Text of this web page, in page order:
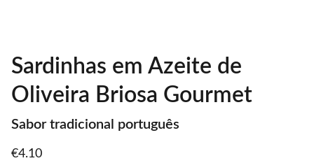
Sardinhas em Azeite de
Oliveira Briosa Gourmet
Sabor tradicional português
€4.10